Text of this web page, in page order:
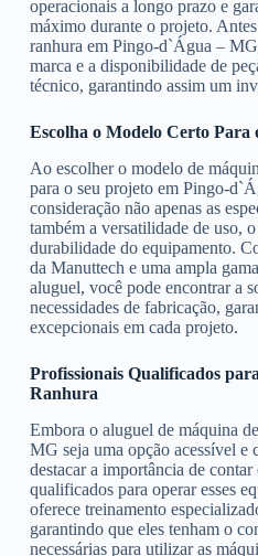
operacionais a longo prazo e
máximo durante o projeto.
ranhura em Pingo-d`Água –
marca e a disponibilidade de
técnico, garantindo assim um
Escolha o Modelo Certo Para
Ao escolher o modelo de
para o seu projeto em Pingo-
consideração não apenas as
também a versatilidade de uso,
durabilidade do equipamento.
da Manuttech e uma ampla
aluguel, você pode encontrar a
necessidades de fabricação,
excepcionais em cada projeto.
Profissionais Qualificados
Ranhura
Embora o aluguel de máquina
MG seja uma opção acessível e
destacar a importância de
qualificados para operar esses
oferece treinamento
garantindo que eles tenham o
necessárias para utilizar as